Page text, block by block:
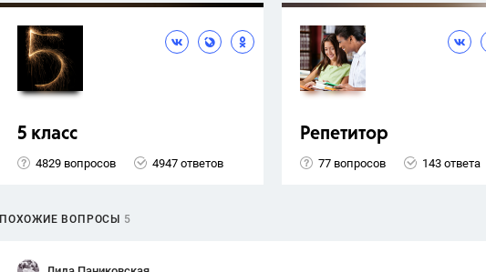
5 класс
4829 вопросов 4947 ответов
Репетитор
77 вопросов 143 ответа
ПОХОЖИЕ ВОПРОСЫ 5